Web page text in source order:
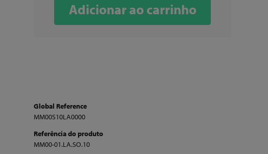
Adicionar ao carrinho
Global Reference
MM00S10LA0000
Referência do produto
MM00-01.LA.SO.10